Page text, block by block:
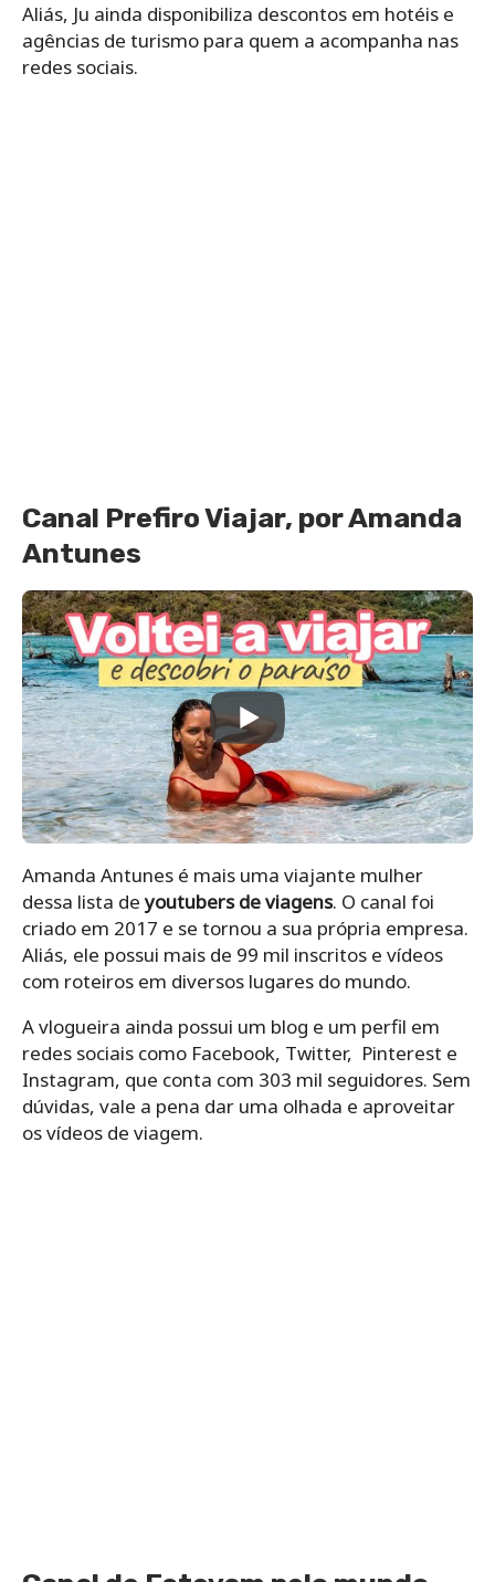
Aliás, Ju ainda disponibiliza descontos em hotéis e
agências de turismo para quem a acompanha nas
redes sociais.
Canal Prefiro Viajar, por Amanda
Antunes
Amanda Antunes é mais uma viajante mulher
dessa lista deyoutubers de viagens. O canal foi
criado em 2017 e se tornou a sua própria empresa.
Aliás, ele possui mais de 99 mil inscritos e vídeos
com roteiros em diversos lugares do mundo.
A vlogueira ainda possui um blog e um perfil em
redes sociais como Facebook, Twitter, Pinterest e
Instagram, que conta com 303 mil seguidores. Sem
dúvidas, vale a pena dar uma olhada e aproveitar
os vídeos de viagem.